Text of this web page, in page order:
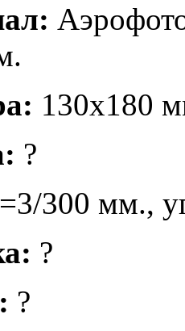
130х180
?
300 мм.,
?
?